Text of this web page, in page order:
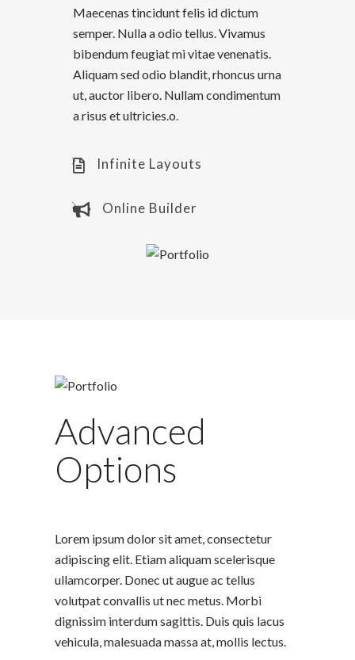
Maecenas tincidunt felis id dictum
semper. Nulla a odio tellus. Vivamus
bibendum feugiat mi vitae venenatis.
Aliquam sed odio blandit, rhoncus urna
ut, auctor libero. Nullam condimentum
a risus et ultricies.o.
Infinite Layouts
Online Builder
Advanced
Options
Lorem ipsum dolor sit amet, consectetur
adipiscing elit. Etiam aliquam scelerisque
ullamcorper. Donec ut augue ac tellus
volutpat convallis ut nec metus. Morbi
dignissim interdum sagittis. Duis quis lacus
vehicula, malesuada massa at, mollis lectus.